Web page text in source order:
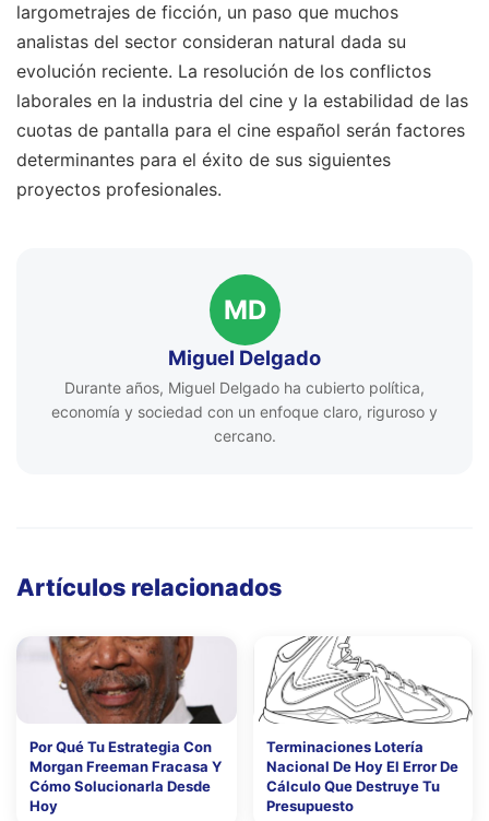
largometrajes de ficción, un paso que muchos
analistas del sector consideran natural dada su
evolución reciente. La resolución de los conflictos
laborales en la industria del cine y la estabilidad de las
cuotas de pantalla para el cine español serán factores
determinantes para el éxito de sus siguientes
proyectos profesionales.
MD
Miguel Delgado
Durante años, Miguel Delgado ha cubierto política,
economía y sociedad con un enfoque claro, riguroso y
cercano.
Artículos relacionados
Por Qué Tu Estrategia Con
Morgan Freeman Fracasa Y
Cómo Solucionarla Desde
Hoy
Terminaciones Lotería
Nacional De Hoy El Error De
Cálculo Que Destruye Tu
Presupuesto